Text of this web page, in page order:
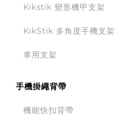
Kikstik 變形機甲支架
KikStik 多角度手機支架
車用支架
手機掛繩背帶
機能快扣背帶